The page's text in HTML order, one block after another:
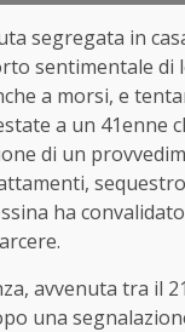
segregata in
sentimentale di
a morsi, e
a un 41enne
di un
ha
avvenuta tra il
una